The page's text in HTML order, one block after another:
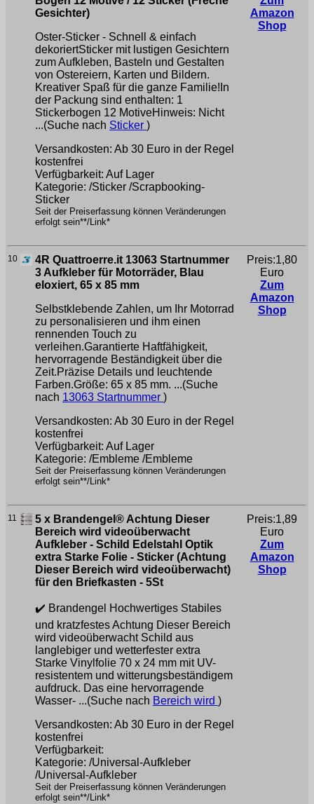
Gesichter)
Oster-Sticker - Schnell & einfach
dekoriertSticker mit lustigen Gesichtern
zum Aufkleben, Basteln und Gestalten
von Ostereiern, Karten und Bildern.
Kreativer Spaß für die ganze Familie!In
der Packung sind enthalten: 1
Stickerbogen 12 MotiveHinweis: Nicht
...(Suche nach Sticker )
Versandkosten: Ab 30 Euro in der Regel
kostenfrei
Verfügbarkeit: Auf Lager
Kategorie: /Sticker /Scrapbooking-
Sticker
Seit der Preiserfassung können Veränderungen
erfolgt sein**/Link*
Amazon
Shop
10
4R Quattroerre.it 13063 Startnummer
3 Aufkleber für Motorräder, Blau
eloxiert, 65 x 85 mm
Selbstklebende Zahlen, um Ihr Motorrad
zu personalisieren und ihm einen
rennenden Touch zu
verleihen.Garantierte Haftfähigkeit,
hervorragende Beständigkeit über die
Zeit.Präzise Details und leuchtende
Farben.Größe: 65 x 85 mm. ...(Suche
nach 13063 Startnummer )
Versandkosten: Ab 30 Euro in der Regel
kostenfrei
Verfügbarkeit: Auf Lager
Kategorie: /Embleme /Embleme
Seit der Preiserfassung können Veränderungen
erfolgt sein**/Link*
Preis:1,80
Euro
Zum
Amazon
Shop
11
5 x Brandengel® Achtung Dieser
Bereich wird videoüberwacht
Aufkleber - Schild Edelstahl Optik
extra Starke Folie - Sticker (Achtung
Dieser Bereich wird videoüberwacht)
für den Briefkasten - 5St
✔️ Brandengel Hochwertiges Stabiles
und kratzfestes Achtung Dieser Bereich
wird videoüberwacht Schild aus
langlebiger und wetterfester extra
Starke Vinylfolie 70 x 24 mm mit UV-
resistentem und witterungsbeständigem
aufdruck. Das eine hervorragende
Wasser- ...(Suche nach Bereich wird )
Versandkosten: Ab 30 Euro in der Regel
kostenfrei
Verfügbarkeit:
Kategorie: /Universal-Aufkleber
/Universal-Aufkleber
Seit der Preiserfassung können Veränderungen
erfolgt sein**/Link*
Preis:1,89
Euro
Zum
Amazon
Shop